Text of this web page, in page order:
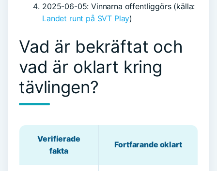
2025-06-05: Vinnarna offentliggörs (källa:
Landet runt på SVT Play)
Vad är bekräftat och
vad är oklart kring
tävlingen?
Verifierade
fakta
Fortfarande oklart